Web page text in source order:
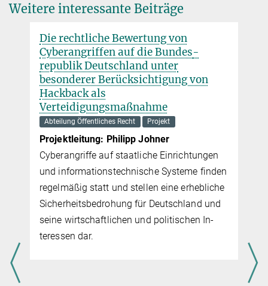
Weitere interessante Beiträge
Die rechtliche Bewertung von
Cyberangriffen auf die Bun­des­
republik Deutschland unter
besonderer Berücksichtigung von
Hackback als
Verteidigungsmaßnahme
Abteilung Öffentliches Recht Projekt
Projektleitung: Phil­ipp Joh­ner
Cyberangriffe auf staatliche Einrichtungen
und infor­ma­tions­tech­ni­sche Systeme finden
regel­mäßig statt und stellen eine erhebliche
Sicherheitsbedrohung für Deutschland und
seine wirt­schaft­lichen und politischen In­
teres­sen dar.